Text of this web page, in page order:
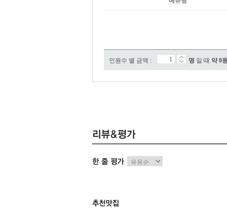
인원수 별 금액 : 명 일 때 약0